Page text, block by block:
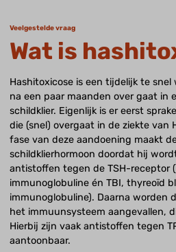
Veelgestelde vraag
Wat is
Hashitoxicose is een tijdelijk te snel
na een paar maanden over gaat in
schildklier. Eigenlijk is er eerst
die (snel) overgaat in de ziekte van
fase van deze aandoening maakt
schildklierhormoon doordat hij
antistoffen tegen de TSH-receptor
immunoglobuline én TBI, thyreoïd
immunoglobuline). Daarna worden
het immuunsysteem aangevallen,
Hierbij zijn vaak antistoffen tegen
aantoonbaar.